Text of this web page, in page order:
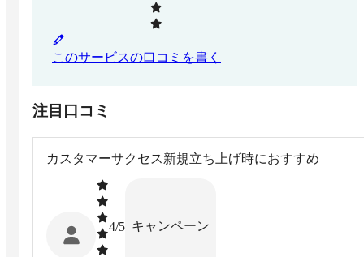
このサービスの口コミを書く
注目口コミ
カスタマーサクセス新規立ち上げ時におすすめ
4/5 キャンペーン